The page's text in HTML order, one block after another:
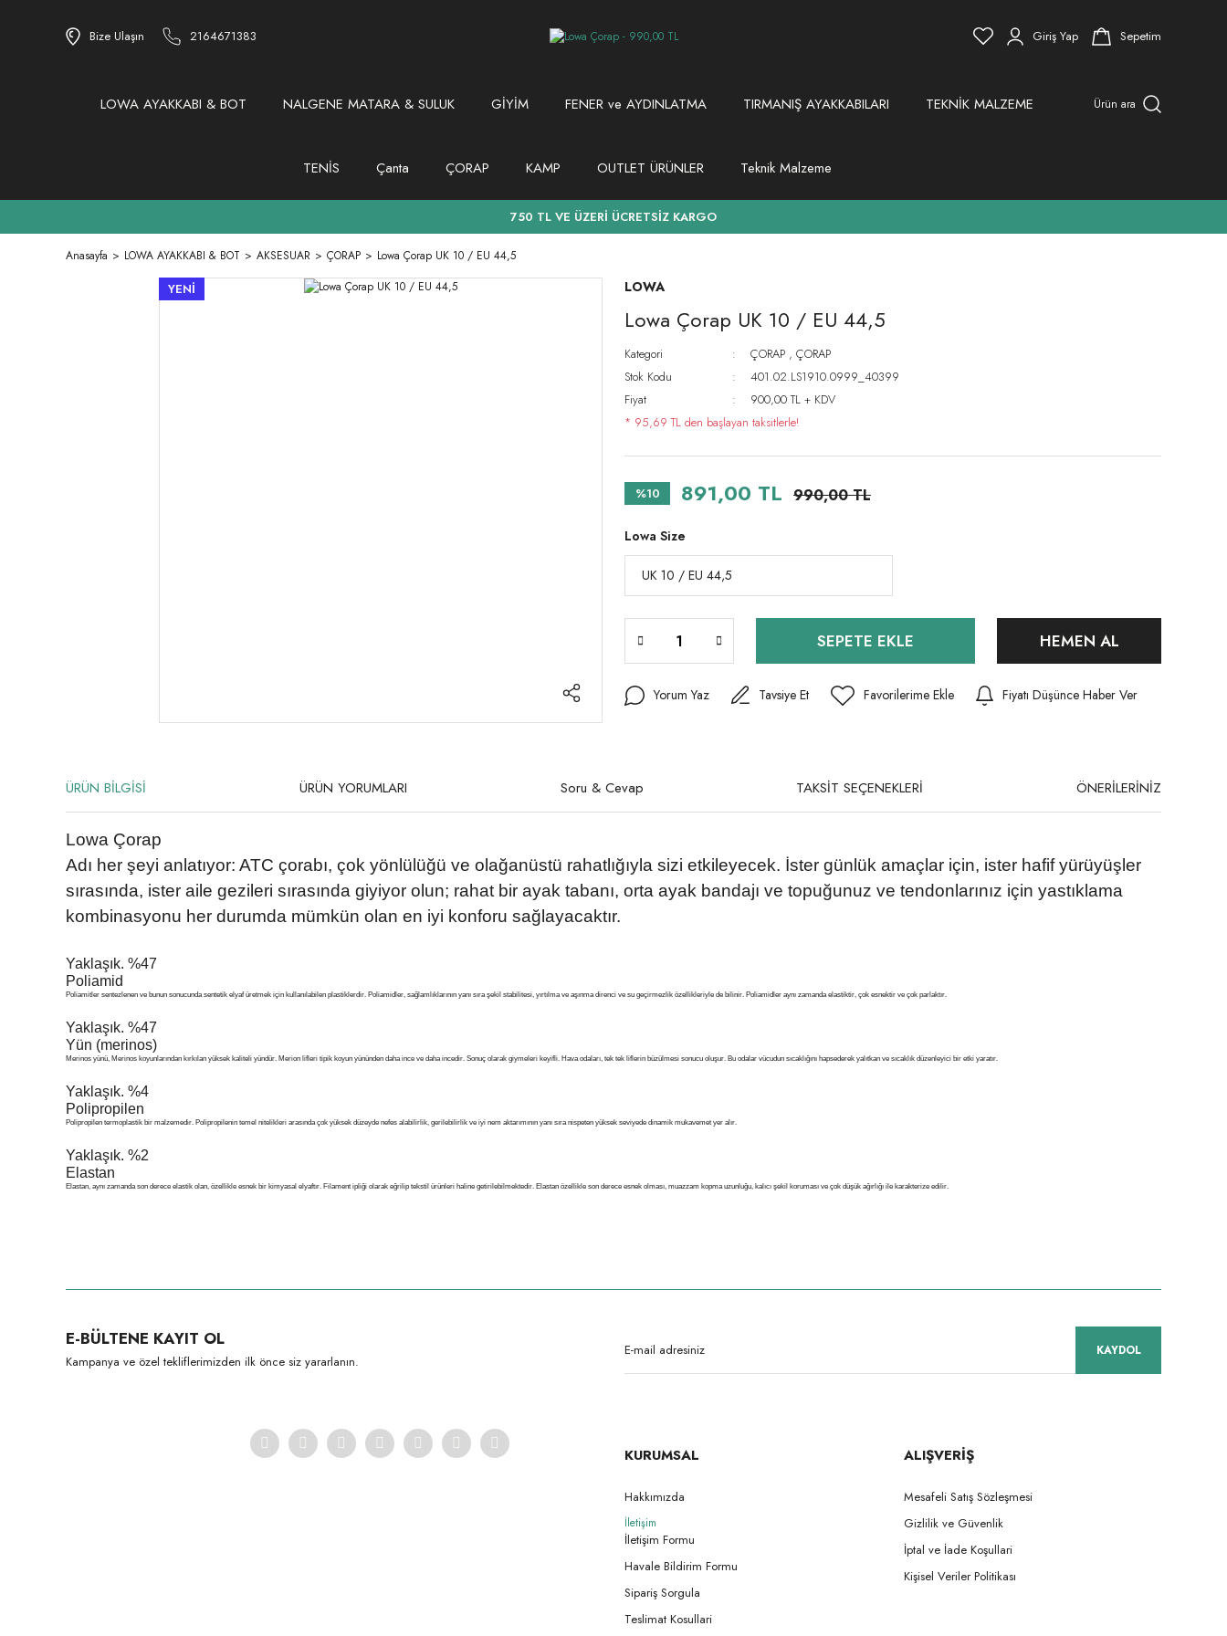
Bize Ulaşın 2164671383 Giriş Yap Sepetim
LOWA AYAKKABI & BOT NALGENE MATARA & SULUK GİYİM FENER ve AYDINLATMA TIRMANIŞ AYAKKABILARI TEKNİK MALZEME
TENİS Çanta ÇORAP KAMP OUTLET ÜRÜNLER Teknik Malzeme
Ürün ara
750 TL VE ÜZERİ ÜCRETSİZ KARGO
Anasayfa LOWA AYAKKABI & BOT AKSESUAR ÇORAP Lowa Çorap UK 10 / EU 44,5
YENİ LOWA
Lowa Çorap UK 10 / EU 44,5
Kategori ÇORAP , ÇORAP
Stok Kodu
401.02.LS1910.0999_40399
Fiyat
900,00 TL + KDV
* 95,69 TL den başlayan taksitlerle!
%10 891,00 TL 990,00 TL
Lowa Size
SEPETE EKLE HEMEN AL
Yorum Yaz Tavsiye Et Fiyatı Düşünce Haber Ver
ÜRÜN BİLGİSİ ÜRÜN YORUMLARI Soru & Cevap TAKSİT SEÇENEKLERİ ÖNERİLERİNİZ
Lowa Çorap
Adı her şeyi anlatıyor: ATC çorabı, çok yönlülüğü ve olağanüstü rahatlığıyla sizi etkileyecek. İster günlük amaçlar için, ister hafif yürüyüşler
sırasında, ister aile gezileri sırasında giyiyor olun; rahat bir ayak tabanı, orta ayak bandajı ve topuğunuz ve tendonlarınız için yastıklama
kombinasyonu her durumda mümkün olan en iyi konforu sağlayacaktır.
Yaklaşık. %47
Poliamid
Poliamitler sentezlenen ve bunun sonucunda sentetik elyaf üretmek için kullanılabilen plastiklerdir. Poliamidler, sağlamlıklarının yanı sıra şekil stabilitesi, yırtılma ve aşınma direnci ve su geçirmezlik özellikleriyle de bilinir. Poliamidler aynı zamanda elastiktir, çok esnektir ve çok parlaktır.
Yaklaşık. %47
Yün (merinos)
Merinos yünü, Merinos koyunlarından kırkılan yüksek kaliteli yündür. Merion lifleri tipik koyun yününden daha ince ve daha incedir. Sonuç olarak giymeleri keyifli. Hava odaları, tek tek liflerin büzülmesi sonucu oluşur. Bu odalar vücudun sıcaklığını hapsederek yalıtkan ve sıcaklık düzenleyici bir etki yaratır.
Yaklaşık. %4
Polipropilen
Polipropilen termoplastik bir malzemedir. Polipropilenin temel nitelikleri arasında çok yüksek düzeyde nefes alabilirlik, gerilebilirlik ve iyi nem aktarımının yanı sıra nispeten yüksek seviyede dinamik mukavemet yer alır.
Yaklaşık. %2
Elastan
Elastan, aynı zamanda son derece elastik olan, özellikle esnek bir kimyasal elyaftır. Filament ipliği olarak eğrilip tekstil ürünleri haline getirilebilmektedir. Elastan özellikle son derece esnek olması, muazzam kopma uzunluğu, kalıcı şekil koruması ve çok düşük ağırlığı ile karakterize edilir.
Ürün açıklamasında eksik bilgiler bulunuyor.
Ürün bilgilerinde hatalar bulunuyor.
Gönder
E-BÜLTENE KAYIT OL
Kampanya ve özel tekliflerimizden ilk önce siz yararlanın.
KAYDOL
KURUMSAL
Hakkımızda
İletişim
İletişim Formu
Havale Bildirim Formu
Sipariş Sorgula
Teslimat Kosullari
ALIŞVERİŞ
Mesafeli Satış Sözleşmesi
Gizlilik ve Güvenlik
İptal ve İade Koşullari
Kişisel Veriler Politikası